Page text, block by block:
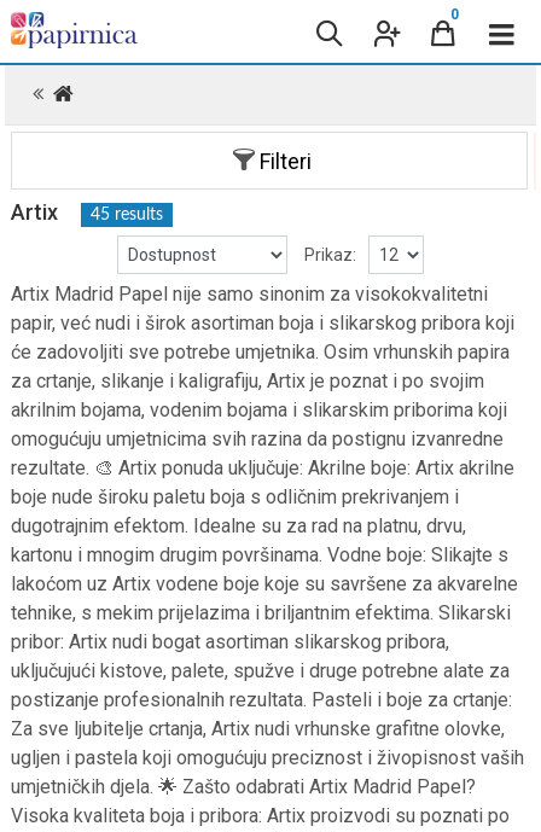
0
Filteri
Artix 45 results
Prikaz:
Artix Madrid Papel nije samo sinonim za visokokvalitetni
papir, već nudi i širok asortiman boja i slikarskog pribora koji
će zadovoljiti sve potrebe umjetnika. Osim vrhunskih papira
za crtanje, slikanje i kaligrafiju, Artix je poznat i po svojim
akrilnim bojama, vodenim bojama i slikarskim priborima koji
omogućuju umjetnicima svih razina da postignu izvanredne
rezultate. 🎨 Artix ponuda uključuje: Akrilne boje: Artix akrilne
boje nude široku paletu boja s odličnim prekrivanjem i
dugotrajnim efektom. Idealne su za rad na platnu, drvu,
kartonu i mnogim drugim površinama. Vodne boje: Slikajte s
lakoćom uz Artix vodene boje koje su savršene za akvarelne
tehnike, s mekim prijelazima i briljantnim efektima. Slikarski
pribor: Artix nudi bogat asortiman slikarskog pribora,
uključujući kistove, palete, spužve i druge potrebne alate za
postizanje profesionalnih rezultata. Pasteli i boje za crtanje:
Za sve ljubitelje crtanja, Artix nudi vrhunske grafitne olovke,
ugljen i pastela koji omogućuju preciznost i živopisnost vaših
umjetničkih djela. 🌟 Zašto odabrati Artix Madrid Papel?
Visoka kvaliteta boja i pribora: Artix proizvodi su poznati po